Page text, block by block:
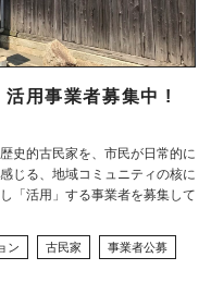
用事業者募集中 !
史的古民家を、市民が日常的に
じる、地域コミュニティの核に
「活用」する事業者を募集して
ン 古民家 事業者公募